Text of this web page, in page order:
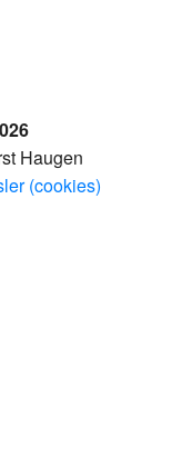
Haugen
(cookies)